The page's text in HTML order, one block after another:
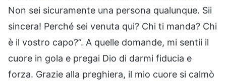
Non sei sicuramente una persona qualunque. Sii
sincera! Perché sei venuta qui? Chi ti manda? Chi
è il vostro capo?”. A quelle domande, mi sentii il
cuore in gola e pregai Dio di darmi fiducia e
forza. Grazie alla preghiera, il mio cuore si calmò